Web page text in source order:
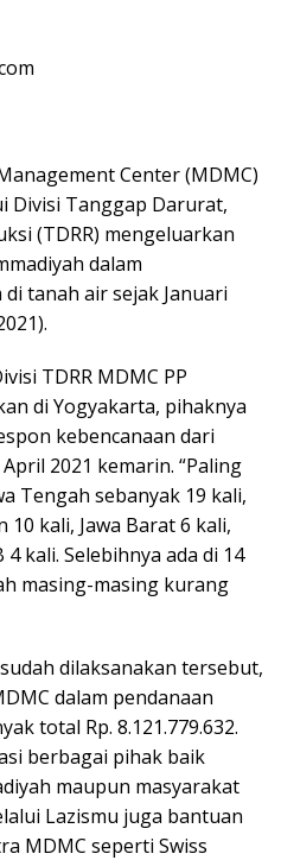
Center (MDMC)
Divisi Tanggap Darurat,
(TDRR) mengeluarkan
dalam
tanah air sejak Januari
TDRR MDMC PP
di Yogyakarta, pihaknya
kebencanaan dari
2021 kemarin. “Paling
Tengah sebanyak 19 kali,
10 kali, Jawa Barat 6 kali,
kali. Selebihnya ada di 14
masing-masing kurang
dilaksanakan tersebut,
dalam pendanaan
total Rp. 8.121.779.632.
berbagai pihak baik
maupun masyarakat
Lazismu juga bantuan
MDMC seperti Swiss